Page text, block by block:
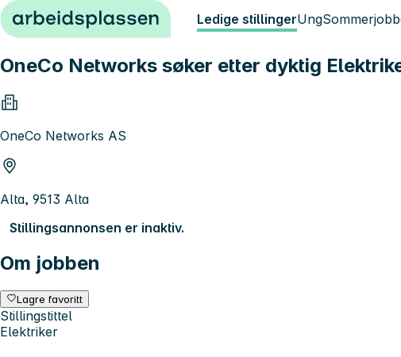
Hopp til innhold Ledige stillingerUng
OneCo Networks søker etter dyktig
OneCo Networks AS
Alta, 9513 Alta
Stillingsannonsen er inaktiv.
Om jobben
Lagre favoritt
Stillingstittel
Elektriker